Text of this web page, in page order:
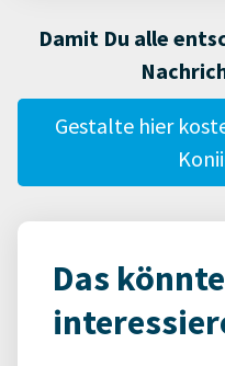
Damit Du alle
Gestalte hier
Das